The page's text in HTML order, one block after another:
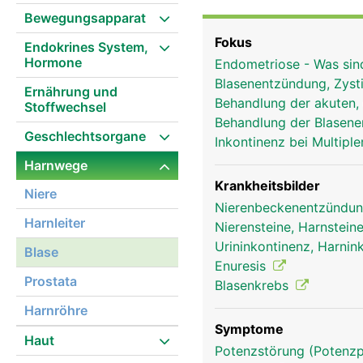
Bewegungsapparat
Endokrines System,
Hormone
Ernährung und
Stoffwechsel
Geschlechtsorgane
Harnwege
Niere
Harnleiter
Blase
Prostata
Harnröhre
Haut
halb gefüllt ist. Der
den inneren und den
willentlich
entspannt, kann der
dass vor der gewollten
Fokus
Endometriose - Was
Blasenentzündung,
Behandlung der
Behandlung der
Inkontinenz bei
Krankheitsbilder
Nierensteine,
Urininkontinenz,
Enuresis
Blasenkrebs
Symptome
Potenzstörung